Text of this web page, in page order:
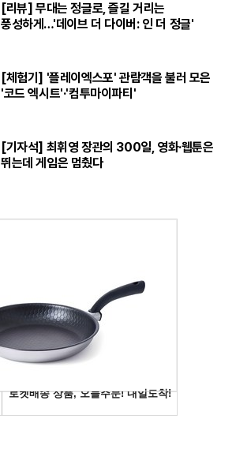
[리뷰] 무대는 정글로, 즐길 거리는
풍성하게…'데이브 더 다이버: 인 더 정글'
[체험기] '플레이엑스포' 관람객을 불러 모은
'코드 엑시트'·'컴투마이파티'
[기자석] 최휘영 장관의 300일, 영화·웹툰은
뛰는데 게임은 멈췄다